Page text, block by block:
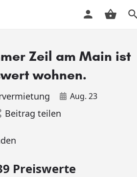
Zeil am Main ist
wohnen.
Aug. 23
Beitrag teilen
Preiswerte